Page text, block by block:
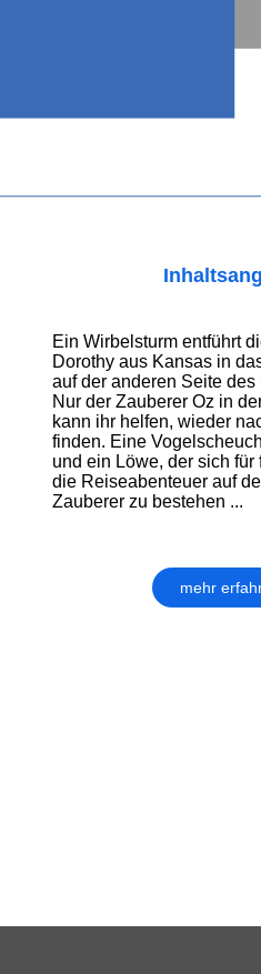
Ein Wirbelsturm entführt
Dorothy aus Kansas in
auf der anderen Seite
Nur der Zauberer Oz in
kann ihr helfen, wieder
finden. Eine
und ein Löwe, der sich für
die Reiseabenteuer auf
Zauberer zu bestehen ...
mehr